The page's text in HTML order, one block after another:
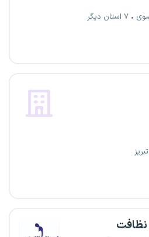
۷ استان دیگر
تبریز
نظافت